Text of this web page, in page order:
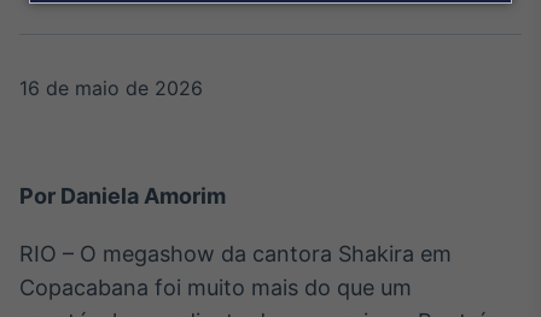
política em tempo
real
16 de maio de 2026
Por Daniela Amorim
RIO – O megashow da cantora Shakira em
Copacabana foi muito mais do que um